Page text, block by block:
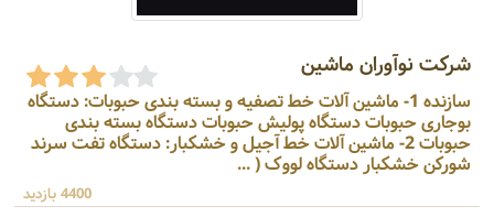
شرکت نوآوران ماشین
سازنده 1- ماشین آلات خط تصفیه و بسته بندی حبوبات: دستگاه
بوجاری حبوبات دستگاه پولیش حبوبات دستگاه بسته بندی
حبوبات 2- ماشین آلات خط آجیل و خشکبار: دستگاه تفت سرند
شورکن خشکبار دستگاه لووک ( ...
4400 بازدید